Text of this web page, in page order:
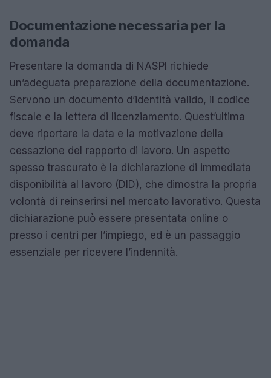
Documentazione necessaria per la
domanda
Presentare la domanda di NASPI richiede
un’adeguata preparazione della documentazione.
Servono un documento d’identità valido, il codice
fiscale e la lettera di licenziamento. Quest’ultima
deve riportare la data e la motivazione della
cessazione del rapporto di lavoro. Un aspetto
spesso trascurato è la dichiarazione di immediata
disponibilità al lavoro (DID), che dimostra la propria
volontà di reinserirsi nel mercato lavorativo. Questa
dichiarazione può essere presentata online o
presso i centri per l’impiego, ed è un passaggio
essenziale per ricevere l’indennità.